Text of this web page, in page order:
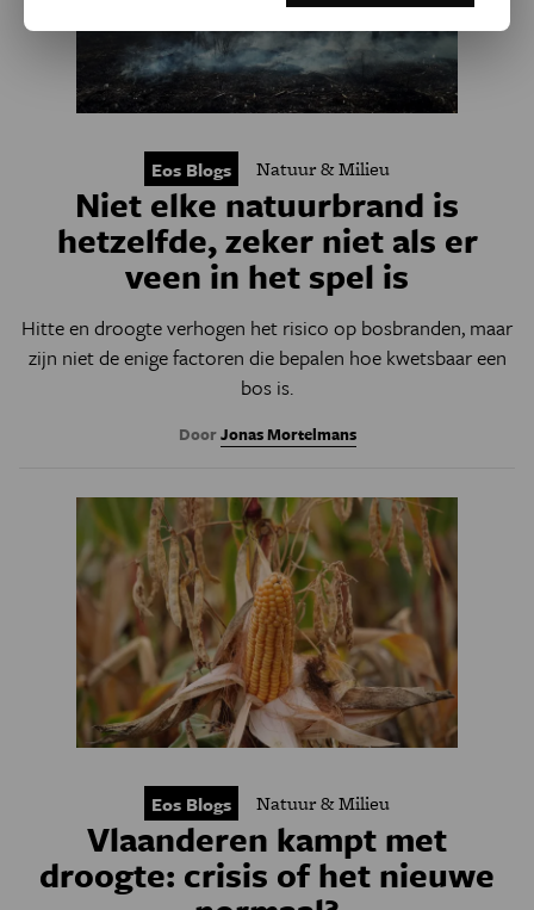
Eos Blogs Natuur & Milieu
Niet elke natuurbrand is
hetzelfde, zeker niet als er
veen in het spel is
Hitte en droogte verhogen het risico op bosbranden, maar
zijn niet de enige factoren die bepalen hoe kwetsbaar een
bos is.
DoorJonas Mortelmans
Eos Blogs Natuur & Milieu
Vlaanderen kampt met
droogte: crisis of het nieuwe